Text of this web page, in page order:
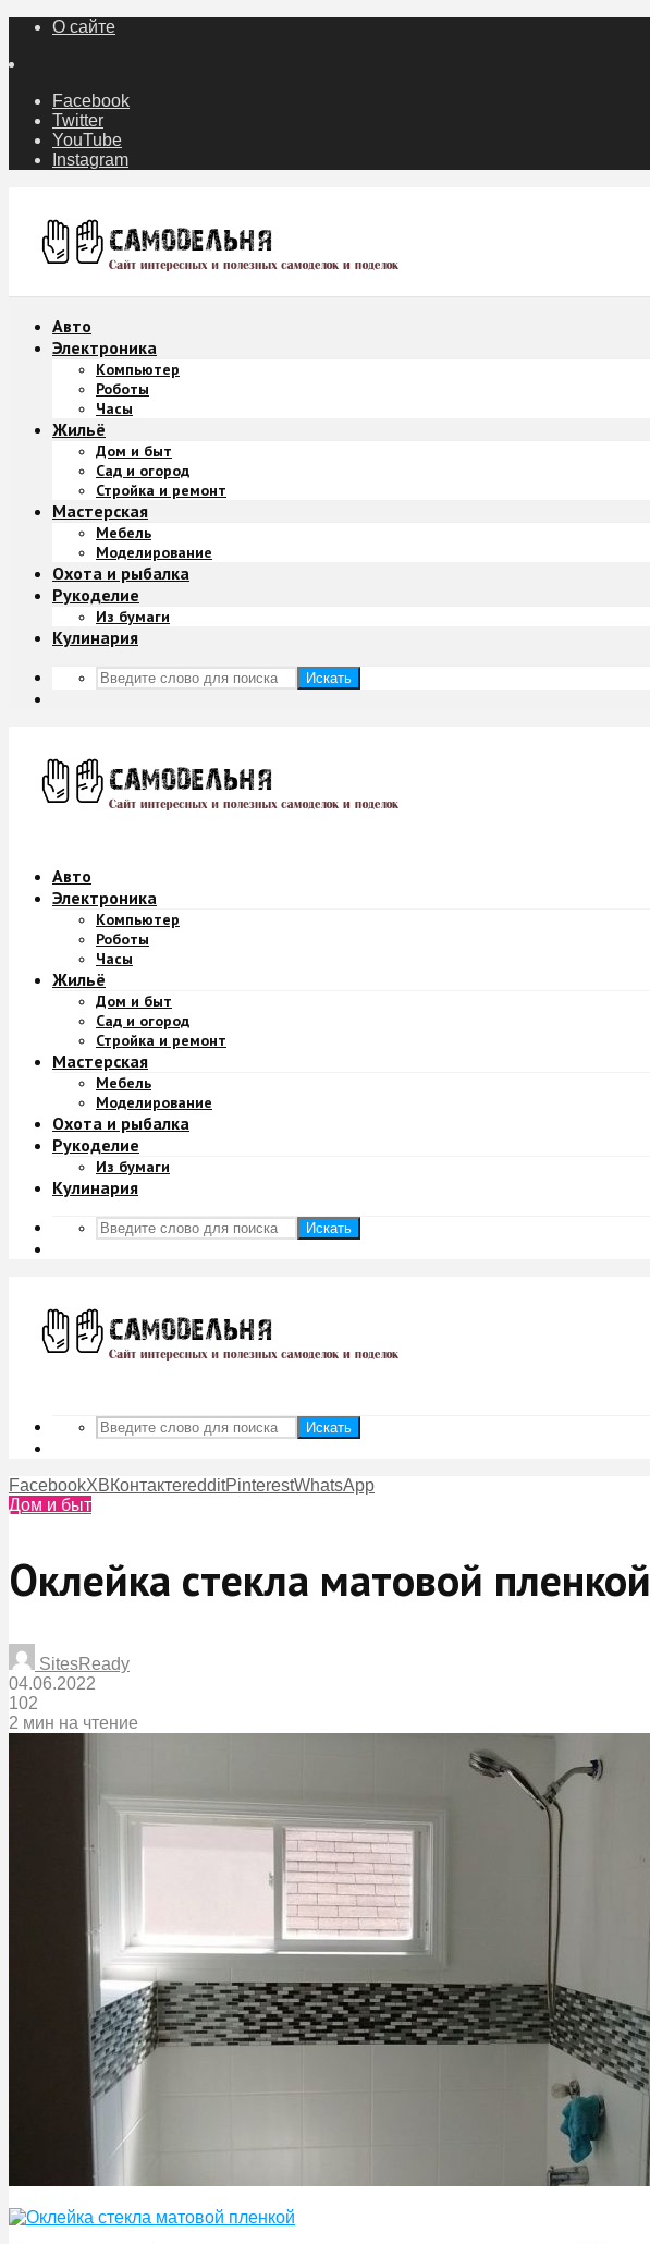
О сайте
Facebook
Twitter
YouTube
Instagram
Авто
Электроника
Компьютер
Роботы
Часы
Жильё
Дом и быт
Сад и огород
Стройка и ремонт
Мастерская
Мебель
Моделирование
Охота и рыбалка
Рукоделие
Из бумаги
Кулинария
Искать
Авто
Электроника
Компьютер
Роботы
Часы
Жильё
Дом и быт
Сад и огород
Стройка и ремонт
Мастерская
Мебель
Моделирование
Охота и рыбалка
Рукоделие
Из бумаги
Кулинария
Искать
Искать
FacebookXВКонтактеredditPinterestWhatsApp
Дом и быт
Оклейка стекла матовой пленкой
SitesReady
04.06.2022
102
2 мин на чтение